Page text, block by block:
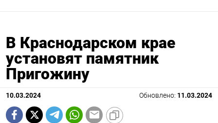
В Краснодарском крае
установят памятник
Пригожину
10.03.2024 Обновлено: 11.03.2024